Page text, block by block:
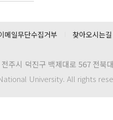
메일무단수집거부 찾아오시는길
주시 덕진구 백제대로 567 전북
University. All rights